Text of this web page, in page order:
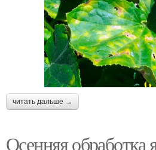
читать дальше →
Осенняя обработка